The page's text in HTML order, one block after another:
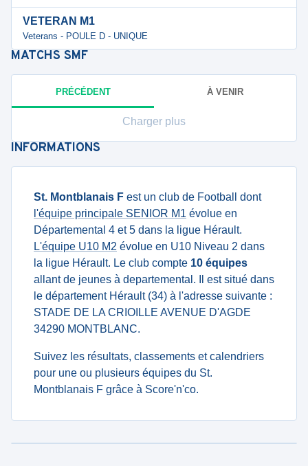
VETERAN M1
Veterans - POULE D - UNIQUE
MATCHS SMF
PRÉCÉDENT À VENIR
Charger plus
INFORMATIONS
St. Montblanais F est un club de Football dont
l'équipe principale SENIOR M1 évolue en
Départemental 4 et 5 dans la ligue Hérault.
L'équipe U10 M2 évolue en U10 Niveau 2 dans
la ligue Hérault. Le club compte 10 équipes
allant de jeunes à departemental. Il est situé dans
le département Hérault (34) à l'adresse suivante :
STADE DE LA CRIOILLE AVENUE D'AGDE
34290 MONTBLANC.
Suivez les résultats, classements et calendriers
pour une ou plusieurs équipes du St.
Montblanais F grâce à Score'n'co.